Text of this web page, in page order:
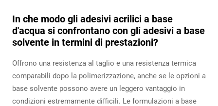
In che modo gli adesivi acrilici a base
d'acqua si confrontano con gli adesivi a base
solvente in termini di prestazioni?
Offrono una resistenza al taglio e una resistenza termica
comparabili dopo la polimerizzazione, anche se le opzioni a
base solvente possono avere un leggero vantaggio in
condizioni estremamente difficili. Le formulazioni a base